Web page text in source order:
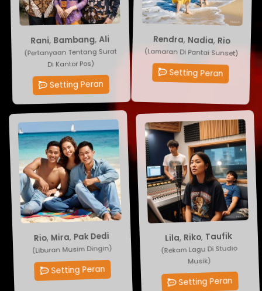
Rani ,Bambang ,Ali
(Pertanyaan Tentang Surat
Di Kantor Pos)
Setting Peran
Rendra,Nadia,Rio
(Lamaran Di Pantai Sunset)
Setting Peran
Rio,Mira,Pak Dedi
(Liburan Musim Dingin)
Setting Peran
Lila,Riko,Taufik
(Rekam Lagu Di Studio
Musik)
Setting Peran